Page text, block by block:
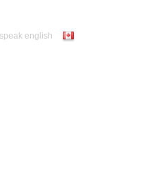
I speak english